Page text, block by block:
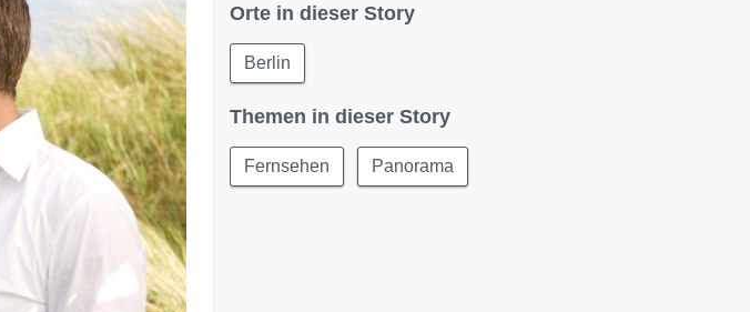
Orte in dieser Story
Berlin
Themen in dieser Story
Fernsehen Panorama